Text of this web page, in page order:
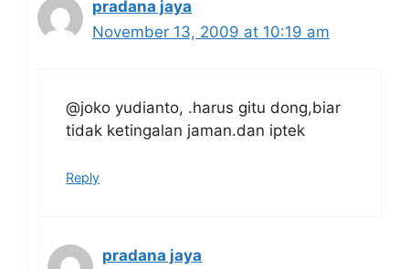
pradana jaya
November 13, 2009 at 10:19 am
@joko yudianto, .harus gitu dong,biar
tidak ketingalan jaman.dan iptek
Reply
pradana jaya